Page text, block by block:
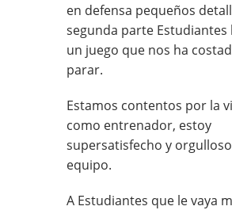
en defensa pequeños
segunda parte Estudiantes
un juego que nos ha
parar.
Estamos contentos por la
como entrenador, estoy
supersatisfecho y
equipo.
A Estudiantes que le vaya